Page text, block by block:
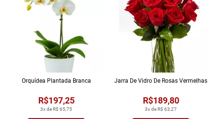
3x de R$ 65,75
R$197,25
Orquídea Plantada Branca
3x de R$ 63,27
R$189,80
Jarra De Vidro De Rosas Vermelhas